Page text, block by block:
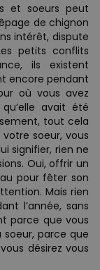
et soeurs peut
de chignon
intérêt, dispute
petits conflits
ils existent
encore pendant
où vous avez
qu’elle avait été
tout cela
soeur, vous
signifier, rien ne
Oui, offrir un
pour fêter son
Mais rien
l’année, sans
parce que vous
parce que
désirez vous